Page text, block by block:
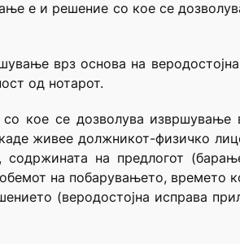
е и решение со кое се
врз основа на
од нотарот.
кое се дозволува извршување
живее должникот-физичко
на предлогот
на побарувањето, времето
(веродостојна исправа